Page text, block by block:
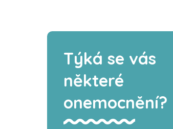
Týká se vás
některé
onemocnění?